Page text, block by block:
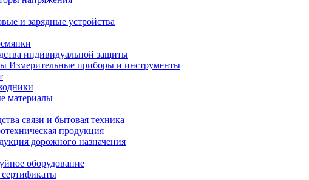
и зарядные устройства
индивидуальной защиты
Измерительные приборы и инструменты
материалы
связи и бытовая техника
продукция
дорожного назначения
оборудование